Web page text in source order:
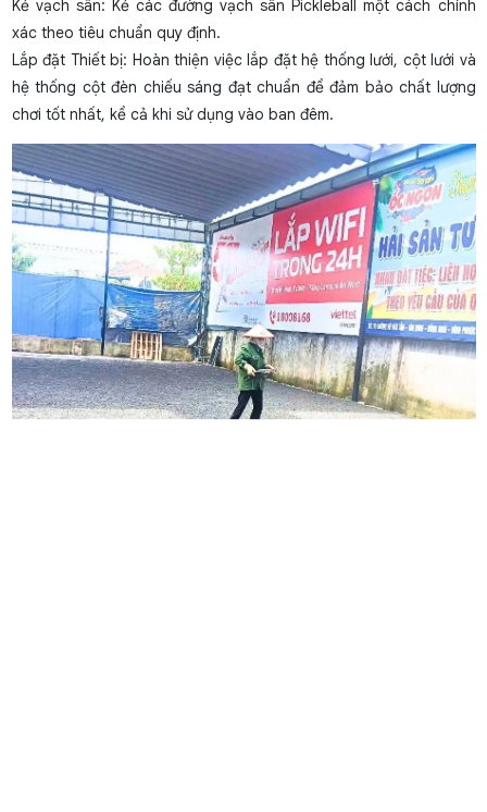
Kẻ vạch sân: Kẻ các đường vạch sân Pickleball một cách chính
xác theo tiêu chuẩn quy định.
Lắp đặt Thiết bị: Hoàn thiện việc lắp đặt hệ thống lưới, cột lưới và
hệ thống cột đèn chiếu sáng đạt chuẩn để đảm bảo chất lượng
chơi tốt nhất, kể cả khi sử dụng vào ban đêm.